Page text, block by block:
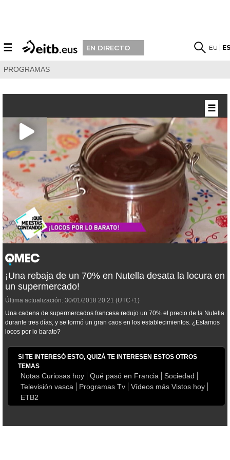
☰ EN DIRECTO EU
PROGRAMAS
¡Una rebaja de un 70% en Nutella desata la locura en
un supermercado!
Última actualización: 30/01/2018 20:21 (UTC+1)
Una cadena de supermercados francesa redujo un 70% el precio de la Nutella
durante tres días, y se formó un gran caos en los establecimientos. ¿Estamos
locos por lo barato?
SI TE INTERESÓ ESTO, QUIZÁ TE INTERESEN ESTOS OTROS
TEMAS
Notas Curiosas hoy Qué pasó en Francia
Sociedad
Televisión vasca
Programas Tv
Vídeos más Vistos hoy
ETB2
☰